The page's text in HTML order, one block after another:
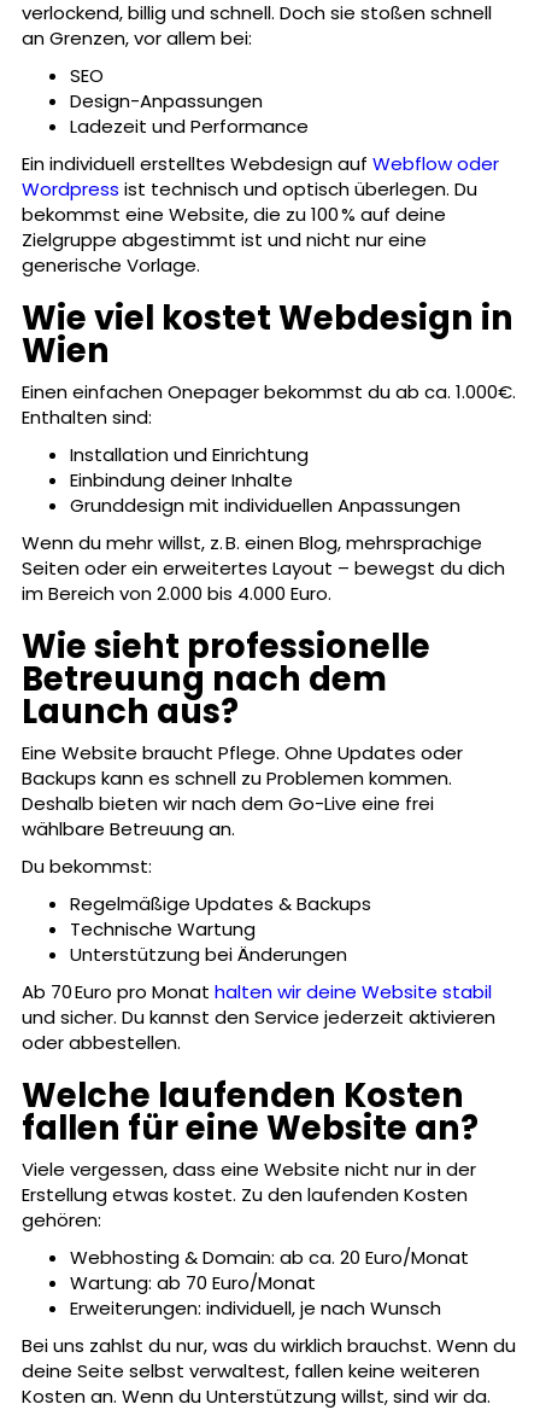
verlockend, billig und schnell. Doch sie stoßen schnell
an Grenzen, vor allem bei:
SEO
Design-Anpassungen
Ladezeit und Performance
Ein individuell erstelltes Webdesign auf Webflow oder
Wordpress ist technisch und optisch überlegen. Du
bekommst eine Website, die zu 100 % auf deine
Zielgruppe abgestimmt ist und nicht nur eine
generische Vorlage.
Wie viel kostet Webdesign in
Wien
Einen einfachen Onepager bekommst du ab ca. 1.000€.
Enthalten sind:
Installation und Einrichtung
Einbindung deiner Inhalte
Grunddesign mit individuellen Anpassungen
Wenn du mehr willst, z. B. einen Blog, mehrsprachige
Seiten oder ein erweitertes Layout – bewegst du dich
im Bereich von 2.000 bis 4.000 Euro.
Wie sieht professionelle
Betreuung nach dem
Launch aus?
Eine Website braucht Pflege. Ohne Updates oder
Backups kann es schnell zu Problemen kommen.
Deshalb bieten wir nach dem Go-Live eine frei
wählbare Betreuung an.
Du bekommst:
Regelmäßige Updates & Backups
Technische Wartung
Unterstützung bei Änderungen
Ab 70 Euro pro Monat halten wir deine Website stabil
und sicher. Du kannst den Service jederzeit aktivieren
oder abbestellen.
Welche laufenden Kosten
fallen für eine Website an?
Viele vergessen, dass eine Website nicht nur in der
Erstellung etwas kostet. Zu den laufenden Kosten
gehören:
Webhosting & Domain: ab ca. 20 Euro/Monat
Wartung: ab 70 Euro/Monat
Erweiterungen: individuell, je nach Wunsch
Bei uns zahlst du nur, was du wirklich brauchst. Wenn du
deine Seite selbst verwaltest, fallen keine weiteren
Kosten an. Wenn du Unterstützung willst, sind wir da.